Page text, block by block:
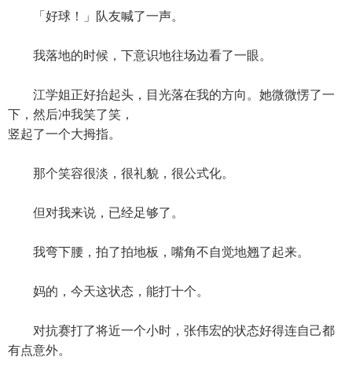
「好球！」队友喊了一声。
我落地的时候，下意识地往场边看了一眼。
江学姐正好抬起头，目光落在我的方向。她微微愣了一
下，然后冲我笑了笑，
竖起了一个大拇指。
那个笑容很淡，很礼貌，很公式化。
但对我来说，已经足够了。
我弯下腰，拍了拍地板，嘴角不自觉地翘了起来。
妈的，今天这状态，能打十个。
对抗赛打了将近一个小时，张伟宏的状态好得连自己都
有点意外。